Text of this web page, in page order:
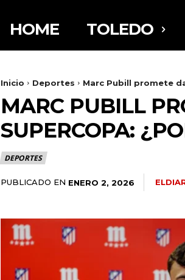
HOME TOLEDO
Inicio Deportes Marc Pubill promete
MARC PUBILL
SUPERCOPA:
DEPORTES
PUBLICADO EN ENERO 2, 2026